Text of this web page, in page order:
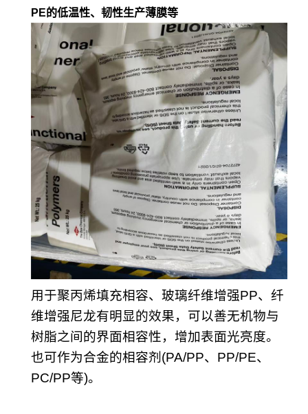
PE的低温性、韧性生产薄膜等
用于聚丙烯填充相容、玻璃纤维增强PP、纤
维增强尼龙有明显的效果，可以善无机物与
树脂之间的界面相容性，增加表面光亮度。
也可作为合金的相容剂(PA/PP、PP/PE、
PC/PP等)。